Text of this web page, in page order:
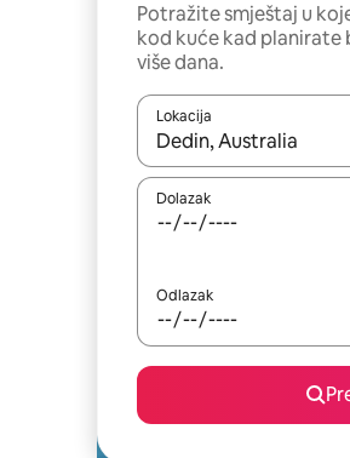
Potražite smještaj u
kod kuće kad planirate
više dana.
Lokacija
Kada budu dostupni
Dolazak
Odlazak